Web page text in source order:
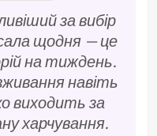
за вибір
щодня — це
на тиждень.
навіть
виходить за
харчування.